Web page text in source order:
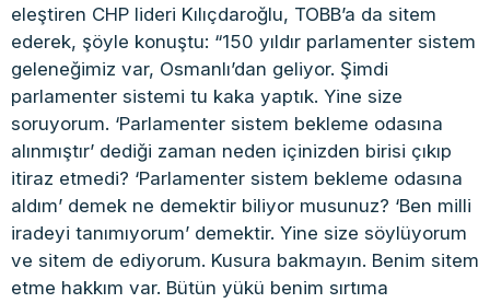
eleştiren CHP lideri Kılıçdaroğlu, TOBB’a da sitem
ederek, şöyle konuştu: “150 yıldır parlamenter sistem
geleneğimiz var, Osmanlı’dan geliyor. Şimdi
parlamenter sistemi tu kaka yaptık. Yine size
soruyorum. ‘Parlamenter sistem bekleme odasına
alınmıştır’ dediği zaman neden içinizden birisi çıkıp
itiraz etmedi? ‘Parlamenter sistem bekleme odasına
aldım’ demek ne demektir biliyor musunuz? ‘Ben milli
iradeyi tanımıyorum’ demektir. Yine size söylüyorum
ve sitem de ediyorum. Kusura bakmayın. Benim sitem
etme hakkım var. Bütün yükü benim sırtıma